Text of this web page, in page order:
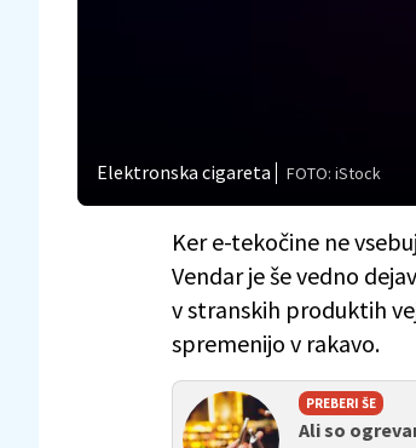
Elektronska cigareta FOTO: iStock
Ker e-tekočine ne
Vendar je še vedno
v stranskih produktih
spremenijo v rakavo.
PREBERI ŠE
Ali so